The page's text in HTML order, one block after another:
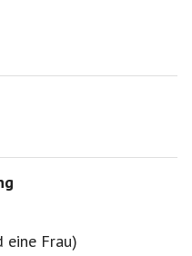
mich über das Profil
eine Frau)